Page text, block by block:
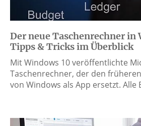
Der neue Taschenrechner in
Tipps & Tricks im Überblick
Mit Windows 10 veröffentlichte
Taschenrechner, der den
von Windows als App ersetzt.